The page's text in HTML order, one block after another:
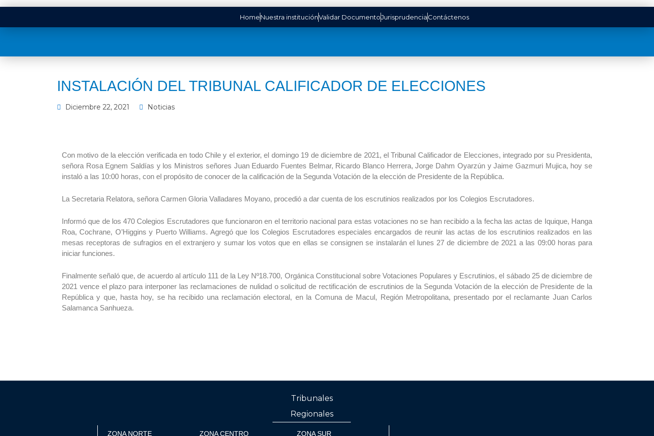
HomeNuestra instituciónValidar DocumentoJurisprudenciaContáctenos
INSTALACIÓN DEL TRIBUNAL CALIFICADOR DE ELECCIONES
Diciembre 22, 2021 Noticias
Con motivo de la elección verificada en todo Chile y el exterior, el domingo 19 de diciembre de 2021, el Tribunal Calificador de Elecciones, integrado por su Presidenta,
señora Rosa Egnem Saldías y los Ministros señores Juan Eduardo Fuentes Belmar, Ricardo Blanco Herrera, Jorge Dahm Oyarzún y Jaime Gazmuri Mujica, hoy se
instaló a las 10:00 horas, con el propósito de conocer de la calificación de la Segunda Votación de la elección de Presidente de la República.
La Secretaria Relatora, señora Carmen Gloria Valladares Moyano, procedió a dar cuenta de los escrutinios realizados por los Colegios Escrutadores.
Informó que de los 470 Colegios Escrutadores que funcionaron en el territorio nacional para estas votaciones no se han recibido a la fecha las actas de Iquique, Hanga
Roa, Cochrane, O’Higgins y Puerto Williams. Agregó que los Colegios Escrutadores especiales encargados de reunir las actas de los escrutinios realizados en las
mesas receptoras de sufragios en el extranjero y sumar los votos que en ellas se consignen se instalarán el lunes 27 de diciembre de 2021 a las 09:00 horas para
iniciar funciones.
Finalmente señaló que, de acuerdo al artículo 111 de la Ley Nº18.700, Orgánica Constitucional sobre Votaciones Populares y Escrutinios, el sábado 25 de diciembre de
2021 vence el plazo para interponer las reclamaciones de nulidad o solicitud de rectificación de escrutinios de la Segunda Votación de la elección de Presidente de la
República y que, hasta hoy, se ha recibido una reclamación electoral, en la Comuna de Macul, Región Metropolitana, presentado por el reclamante Juan Carlos
Salamanca Sanhueza.
Tribunales
Regionales
ZONA NORTE ZONA CENTRO ZONA SUR